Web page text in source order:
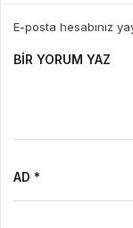
E-posta hesabınız
BIR YORUM YAZ
AD *